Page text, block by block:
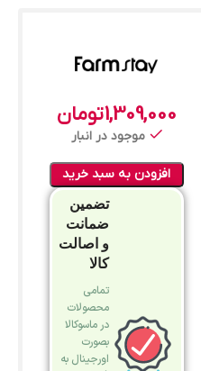
1,309,000تومان
موجود در انبار
افزودن به سبد خرید
تضمین
ضمانت
و اصالت
کالا
تمامی
محصولات
در ماسوکالا
بصورت
اورجینال به